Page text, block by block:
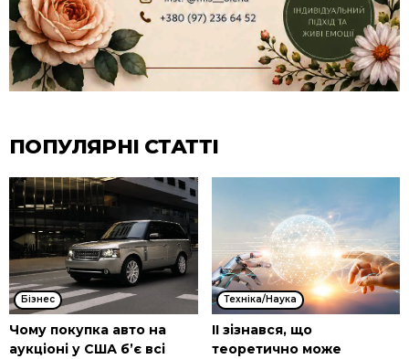
ПОПУЛЯРНІ СТАТТІ
Бізнес
Чому покупка авто на
аукціоні у США б’є всі
Техніка/Наука
ІІ зізнався, що
теоретично може